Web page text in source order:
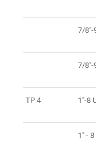
7/8"-
7/8"-
TP 4 1"-8
1" -